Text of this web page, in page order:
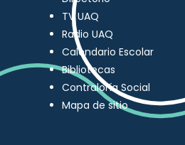
TV UAQ
Radio UAQ
Calendario Escolar
Bibliotecas
Contraloría Social
Mapa de sitio